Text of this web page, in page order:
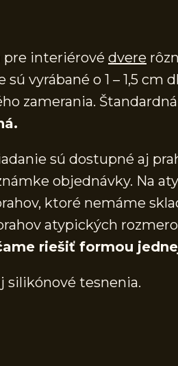
pre interiérové dvere
vyrábané o 1 – 1,5
zamerania.
sú dostupné aj
objednávky. Na
ktoré nemáme
atypických
riešiť formou
silikónové tesnenia.